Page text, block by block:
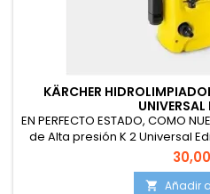
KÄRCHER
EN PERFECTO ESTADO, COMO
de Alta presión K 2 Universal
360 l/h, Pistola y Manguera de
Peso
 Añadir